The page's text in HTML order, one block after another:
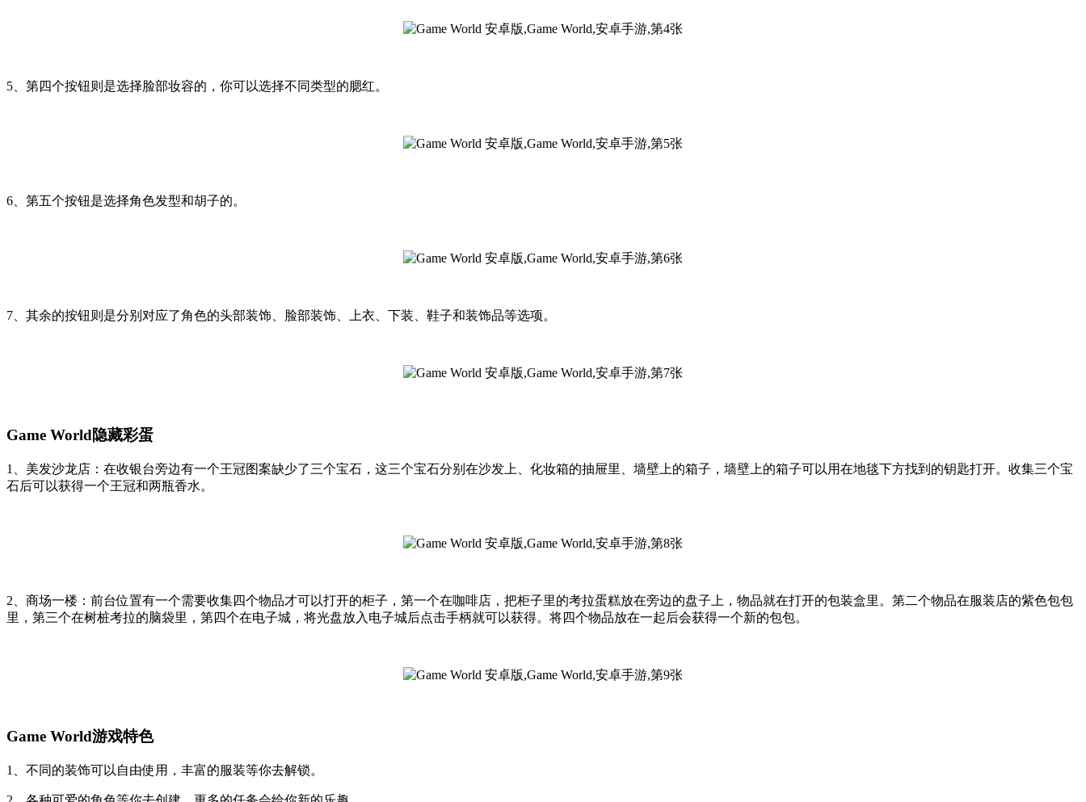
5、第四个按钮则是选择脸部妆容的，你可以选择不同类型的腮红。
6、第五个按钮是选择角色发型和胡子的。
7、其余的按钮则是分别对应了角色的头部装饰、脸部装饰、上衣、下装、鞋子和装饰品等选项。
Game World隐藏彩蛋
1、美发沙龙店：在收银台旁边有一个王冠图案缺少了三个宝石，这三个宝石分别在沙发上、化妆箱的抽屉里、墙壁上的箱子，墙壁上的箱子可以用在地毯下方找到的钥匙打开。收集三个宝
石后可以获得一个王冠和两瓶香水。
2、商场一楼：前台位置有一个需要收集四个物品才可以打开的柜子，第一个在咖啡店，把柜子里的考拉蛋糕放在旁边的盘子上，物品就在打开的包装盒里。第二个物品在服装店的紫色包包
里，第三个在树桩考拉的脑袋里，第四个在电子城，将光盘放入电子城后点击手柄就可以获得。将四个物品放在一起后会获得一个新的包包。
Game World游戏特色
1、不同的装饰可以自由使用，丰富的服装等你去解锁。